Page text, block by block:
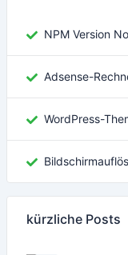
NPM Version
Adsense-
WordPress-
kürzliche Posts